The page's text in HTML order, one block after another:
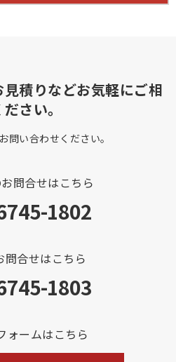
積りなどお気軽にご相
さい。
問い合わせください。
問合せはこちら
1802
問合せはこちら
1803
ォームはこちら